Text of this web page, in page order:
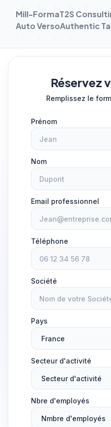
Mill-FormaT2S
Auto VersoAuthentic
Réservez
Remplissez le
Prénom
Nom
Email professionnel
Téléphone
Société
Pays
Secteur d'activité
Nbre d'employés